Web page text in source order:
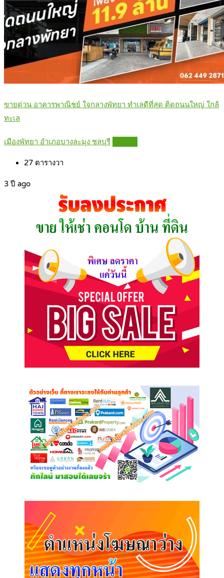
ขายด่วน อาคารพาณิชย์ ใจกลางพัทยา ทำเลดีที่สุด ติดถนนใหญ่ ใกล้
ทะเล
เมืองพัทยา อำเภอบางละมุง ชลบุรี
27 ตารางวา
3 ปี ago